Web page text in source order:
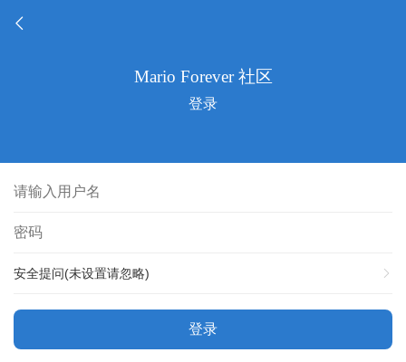
登录
安全提问(未设置请忽略)
登录